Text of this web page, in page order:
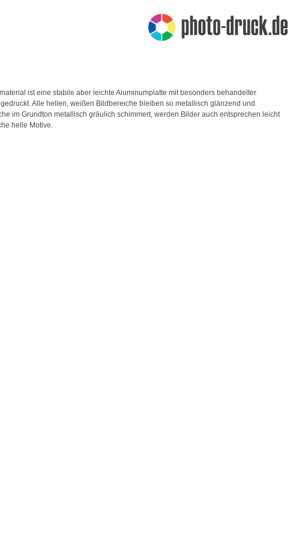
ist eine stabile aber leichte Aluminumplatte mit besonders behandelter
Alle hellen, weißen Bildbereiche bleiben so metallisch glänzend und
im Grundton metallisch gräulich schimmert, werden Bilder auch entsprechen leicht
helle Motive.